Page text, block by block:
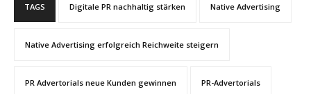
TAGS Digitale PR nachhaltig stärken Native Advertising
Native Advertising erfolgreich Reichweite steigern
PR Advertorials neue Kunden gewinnen PR-Advertorials